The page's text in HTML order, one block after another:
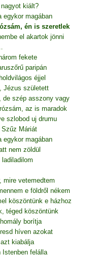
kiált?
egykor magában
én is szeretlek
el akartok jönni
fekete
paripán
éjjel
Jézus született
de szép asszony vagy
az is maradok
szlobod uj drumu
Szűz Máriát
egykor magában
nem zöldül
mire vetemedtem
e földről nékem
köszöntünk e házhoz
téged köszöntünk
borítja
híven azokat
kiabálja
Istenben felálla